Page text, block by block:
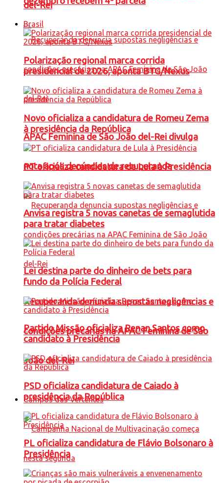
APAC Feminina de São João del-Rei divulga
nota após denúncias de recuperanda
Recuperanda denuncia supostas negligências e
condições precárias na APAC Feminina de São
João del-Rei
Campos das Vertentes
del-Rei
Brasil
Polarização regional marca corrida
presidencial de 2026, aponta BTG/Nexus
Novo oficializa a candidatura de Romeu Zema
à presidência da República
PT oficializa candidatura de Lula à Presidência
Anvisa registra 5 novas canetas de semaglutida
para tratar diabetes
Lei destina parte do dinheiro de bets para
fundo da Polícia Federal
Partido Missão oficializa Renan Santos como
candidato à Presidência
PSD oficializa candidatura de Caiado à
presidência da República
PL oficializa candidatura de Flávio Bolsonaro à
Presidência